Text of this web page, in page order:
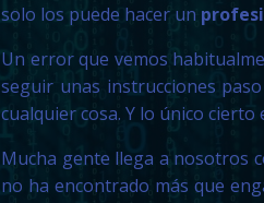
solo los puede hacer un
Un error que vemos
seguir unas instrucciones
cualquier cosa. Y lo único cierto
Mucha gente llega a nosotros
no ha encontrado más que